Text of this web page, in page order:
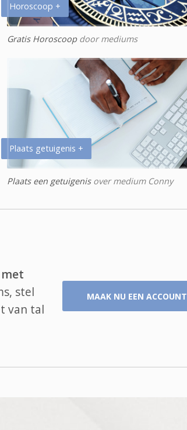
Horoscoop +
Gratis Horoscoopdoor mediums
Plaats getuigenis +
Plaats een getuigenisover medium Conny
stel
van tal
MAAK NU EEN ACCOUNT